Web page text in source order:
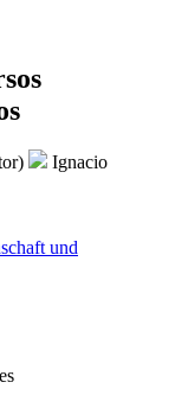
Ignacio
und